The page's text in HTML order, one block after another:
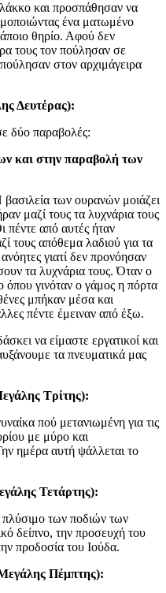
λάκκο και προσπάθησαν να
ένα ματωμένο
θηρίο. Αφού δεν
τους τον πούλησαν σε
στον αρχιμάγειρα
Δευτέρας):
δύο παραβολές:
και στην παραβολή των
των ουρανών μοιάζει
μαζί τους τα λυχνάρια τους
πέντε από αυτές ήταν
τους απόθεμα λαδιού για τα
γιατί δεν προνόησαν
τα λυχνάρια τους. Όταν ο
γινόταν ο γάμος η πόρτα
μπήκαν μέσα και
πέντε έμειναν από έξω.
να είμαστε εργατικοί και
τα πνευματικά μας
Τρίτης):
πού μετανιωμένη για τις
με μύρο και
ημέρα αυτή ψάλλεται το
Τετάρτης):
των ποδιών των
δείπνο, την προσευχή του
προδοσία του Ιούδα.
Πέμπτης):